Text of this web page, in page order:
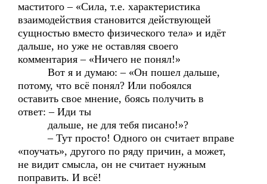
маститого – «Сила, т.е. характеристика
взаимодействия становится действующей
сущностью вместо физического тела» и идёт
дальше, но уже не оставляя своего
комментария – «Ничего не понял!»
Вот я и думаю: – «Он пошел дальше,
потому, что всё понял? Или побоялся
оставить свое мнение, боясь получить в
ответ: – Иди ты
дальше, не для тебя писано!»?
– Тут просто! Одного он считает вправе
«поучать», другого по ряду причин, а может,
не видит смысла, он не считает нужным
поправить. И всё!